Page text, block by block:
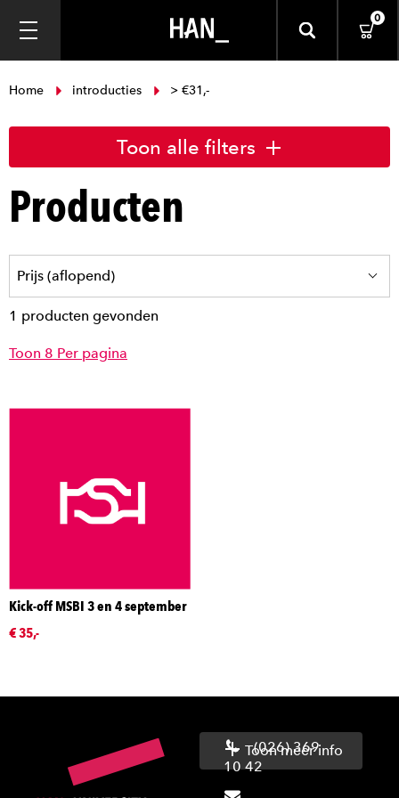
0
Home introducties > €31,-
Toon alle filters
Producten
1 producten gevonden
Toon 8 Per pagina
Kick-off MSBI 3 en 4 september
€ 35,-
(026) 369
10 42
Toon meer info